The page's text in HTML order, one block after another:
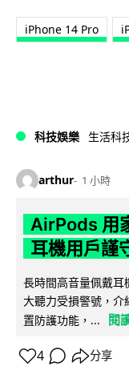
iPhone 14 Pro
科技娛樂 生活科
arthur 1 小時
AirPods 用
耳機用戶謹
長時間高音量佩戴
大聽力受損警號，
置防護功能，...
閱
4 分享